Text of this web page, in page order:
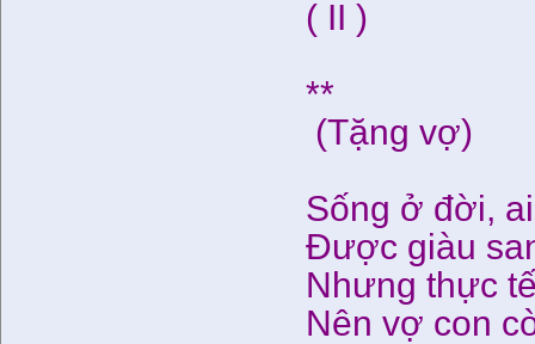
( II )
**
(Tặng vợ)
Sống ở đời,
Được giàu
Nhưng thực
Nên vợ con